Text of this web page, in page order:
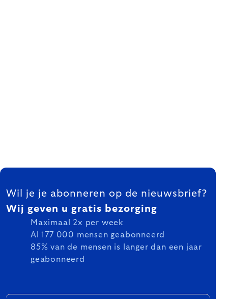
FOOTER
Wil je je abonneren op de nieuwsbrief?
Wij geven u gratis bezorging
Maximaal 2x per week
Al 177 000 mensen geabonneerd
85% van de mensen is langer dan een jaar
geabonneerd